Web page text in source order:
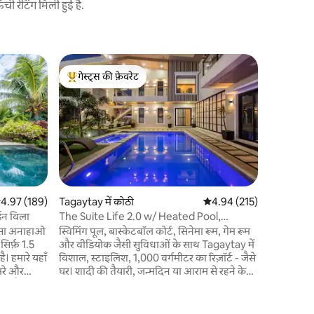
रेटिंग मिली हुई है.
रेटिंग 5 में से 4.97, 189 समीक्षाएँ
4.97 (189)
विला
अनाहाओ
1.5
हमारे यहाँ
और
गेस्ट्स का टॉप फ़ेवरेट
गेस्ट्स की फ़ेवरेट
Tagaytay में कोठी औसत रेटिंग 5 में से 4.94,
4.94 (215)
The Suite Life 2.0 w/ Heated Pool,
Cinema & Court
स्विमिंग पूल, बास्केटबॉल कोर्ट, सिनेमा रूम, गेम रूम
और वीडियोक जैसी सुविधाओं के साथ Tagaytay में
विशाल, स्टाइलिश, 1,000 वर्गमीटर का रिज़ॉर्ट - जैसे
घर। शादी की तैयारी, जन्मदिन या आराम से रहने के